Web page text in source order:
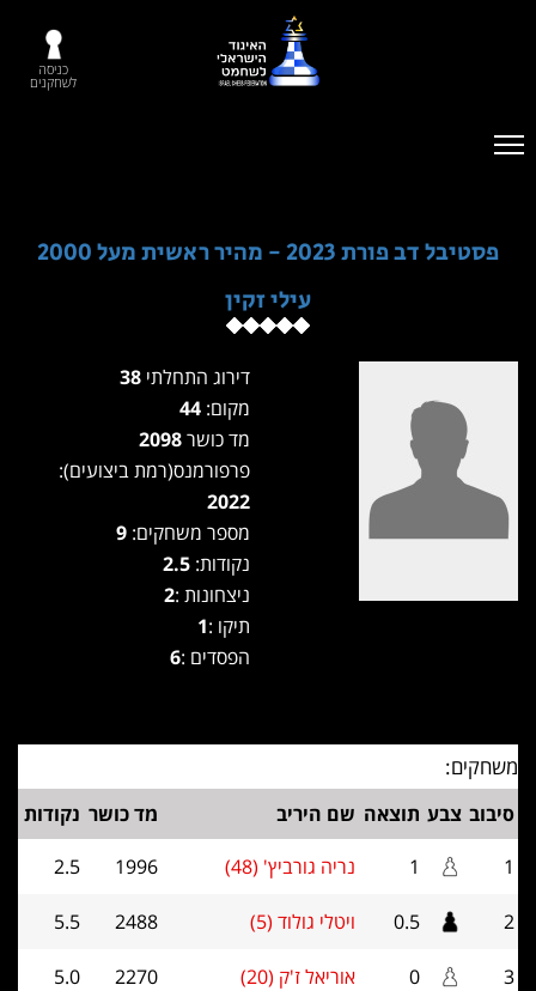
כניסה
לשחקנים
פסטיבל דב פורת 2023 - מהיר ראשית מעל 2000
עילי זקין
דירוג התחלתי
מקום:
מד כושר
פרפורמנס(רמת ביצועים):
2022
מספר משחקים:
נקודות: 2.5
ניצחונות :2
תיקו :1
הפסדים :6
משחקים:
סיבוב צבע תוצאה שם היריב מד כושר נקודות
1
1 נריה גורביץ' (48) 1996
2.5
2
0.5 ויטלי גולוד (5) 2488
5.5
3
0 אוריאל ז'ק (20) 2270
5.0